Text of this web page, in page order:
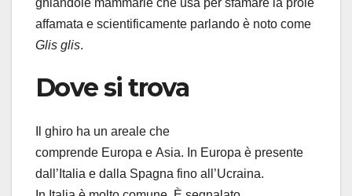
affamata e scientificamente parlando è noto come
Glis glis.
Dove si trova
Il ghiro ha un areale che
comprende Europa e Asia. In Europa è presente
dall’Italia e dalla Spagna fino all’Ucraina.